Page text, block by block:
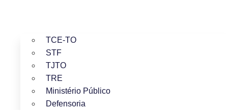
TCE-TO
STF
TJTO
TRE
Ministério Público
Defensoria